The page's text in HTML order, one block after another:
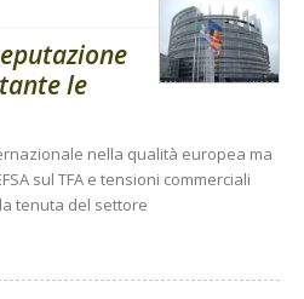
le
nella qualità europea ma
sul TFA e tensioni commerciali
tenuta del settore